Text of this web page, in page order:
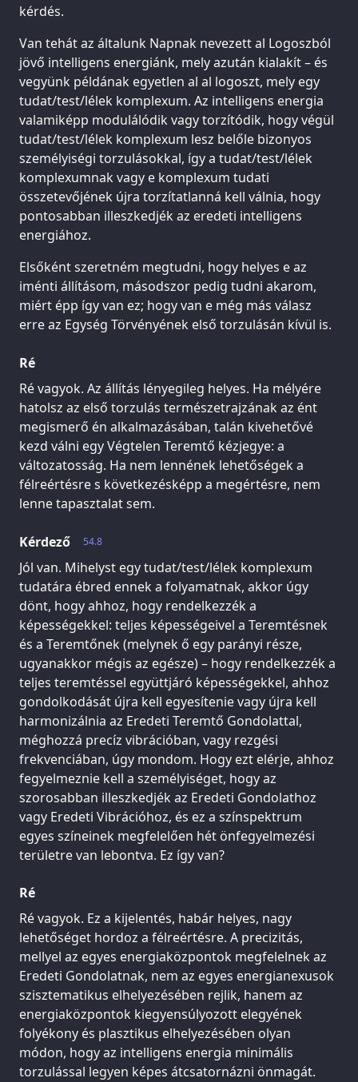
kérdés.
Van tehát az általunk Napnak nevezett al Logoszból
jövő intelligens energiánk, mely azután kialakít – és
vegyünk példának egyetlen al al logoszt, mely egy
tudat/test/lélek komplexum. Az intelligens energia
valamiképp modulálódik vagy torzítódik, hogy végül
tudat/test/lélek komplexum lesz belőle bizonyos
személyiségi torzulásokkal, így a tudat/test/lélek
komplexumnak vagy e komplexum tudati
összetevőjének újra torzítatlanná kell válnia, hogy
pontosabban illeszkedjék az eredeti intelligens
energiához.
Elsőként szeretném megtudni, hogy helyes e az
iménti állításom, másodszor pedig tudni akarom,
miért épp így van ez; hogy van e még más válasz
erre az Egység Törvényének első torzulásán kívül is.
Ré
Ré vagyok. Az állítás lényegileg helyes. Ha mélyére
hatolsz az első torzulás természetrajzának az ént
megismerő én alkalmazásában, talán kivehetővé
kezd válni egy Végtelen Teremtő kézjegye: a
változatosság. Ha nem lennének lehetőségek a
félreértésre s következésképp a megértésre, nem
lenne tapasztalat sem.
54.8
Kérdező
Jól van. Mihelyst egy tudat/test/lélek komplexum
tudatára ébred ennek a folyamatnak, akkor úgy
dönt, hogy ahhoz, hogy rendelkezzék a
képességekkel: teljes képességeivel a Teremtésnek
és a Teremtőnek (melynek ő egy parányi része,
ugyanakkor mégis az egésze) – hogy rendelkezzék a
teljes teremtéssel együttjáró képességekkel, ahhoz
gondolkodását újra kell egyesítenie vagy újra kell
harmonizálnia az Eredeti Teremtő Gondolattal,
méghozzá precíz vibrációban, vagy rezgési
frekvenciában, úgy mondom. Hogy ezt elérje, ahhoz
fegyelmeznie kell a személyiséget, hogy az
szorosabban illeszkedjék az Eredeti Gondolathoz
vagy Eredeti Vibrációhoz, és ez a színspektrum
egyes színeinek megfelelően hét önfegyelmezési
területre van lebontva. Ez így van?
Ré
Ré vagyok. Ez a kijelentés, habár helyes, nagy
lehetőséget hordoz a félreértésre. A precizitás,
mellyel az egyes energiaközpontok megfelelnek az
Eredeti Gondolatnak, nem az egyes energianexusok
szisztematikus elhelyezésében rejlik, hanem az
energiaközpontok kiegyensúlyozott elegyének
folyékony és plasztikus elhelyezésében olyan
módon, hogy az intelligens energia minimális
torzulással legyen képes átcsatornázni önmagát.